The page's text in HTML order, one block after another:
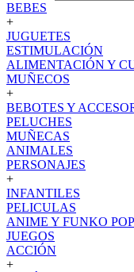
BEBES
+
JUGUETES
ESTIMULACIÓN
ALIMENTACIÓN Y
MUÑECOS
+
BEBOTES Y
PELUCHES
MUÑECAS
ANIMALES
PERSONAJES
+
INFANTILES
PELICULAS
ANIME Y FUNKO
JUEGOS
ACCIÓN
+